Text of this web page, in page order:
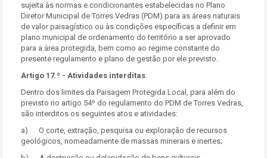
sujeita às normas e condicionantes estabelecidas no Plano
Diretor Municipal de Torres Vedras (PDM) para as áreas naturais
de valor paisagístico ou às condições específicas a definir em
plano municipal de ordenamento do território a ser aprovado
para a área protegida, bem como ao regime constante do
presente regulamento e plano de gestão por ele previsto.
Artigo 17.º - Atividades interditas
Dentro dos limites da Paisagem Protegida Local, para além do
previsto no artigo 54º do regulamento do PDM de Torres Vedras,
são interditos os seguintes atos e atividades:
a) O corte, extração, pesquisa ou exploração de recursos
geológicos, nomeadamente de massas minerais e inertes;